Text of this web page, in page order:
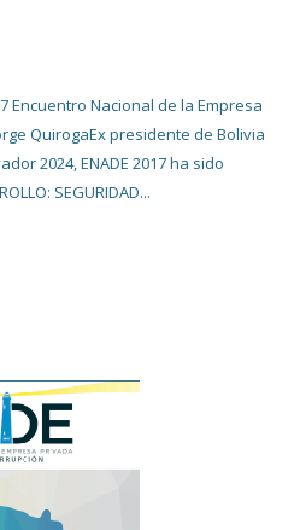
Encuentro Nacional de la Empresa
QuirogaEx presidente de Bolivia
2024, ENADE 2017 ha sido
SEGURIDAD...